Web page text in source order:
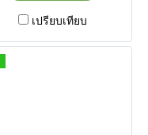
เปรียบเทียบ